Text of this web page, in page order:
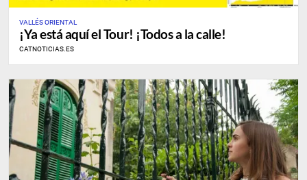
VALLÉS ORIENTAL
¡Ya está aquí el Tour! ¡Todos a la calle!
CATNOTICIAS.ES